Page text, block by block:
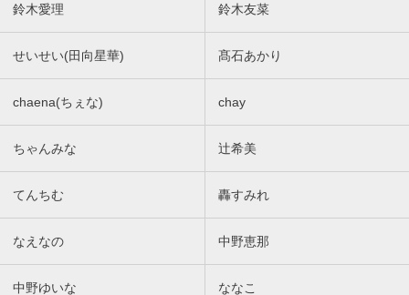
鈴木愛理 鈴木友菜
せいせい(田向星華) 髙石あかり
chaena(ちぇな) chay
ちゃんみな 辻希美
てんちむ 轟すみれ
なえなの 中野恵那
中野ゆいな ななこ